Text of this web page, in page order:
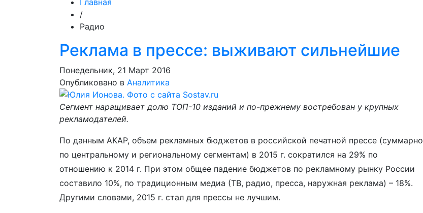
Главная
/
Радио
Реклама в прессе: выживают сильнейшие
Понедельник, 21 Март 2016
Опубликовано в Аналитика
Сегмент наращивает долю ТОП-10 изданий и по-прежнему востребован у крупных
рекламодателей.
По данным АКАР, объем рекламных бюджетов в российской печатной прессе (суммарно
по центральному и региональному сегментам) в 2015 г. сократился на 29% по
отношению к 2014 г. При этом общее падение бюджетов по рекламному рынку России
составило 10%, по традиционным медиа (ТВ, радио, пресса, наружная реклама) – 18%.
Другими словами, 2015 г. стал для прессы не лучшим.